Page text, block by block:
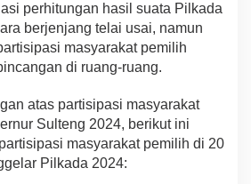
perhitungan hasil suata Pilkada
berjenjang telai usai, namun
masyarakat pemilih
di ruang-ruang.
atas partisipasi masyarakat
Sulteng 2024, berikut ini
masyarakat pemilih di 20
Pilkada 2024: